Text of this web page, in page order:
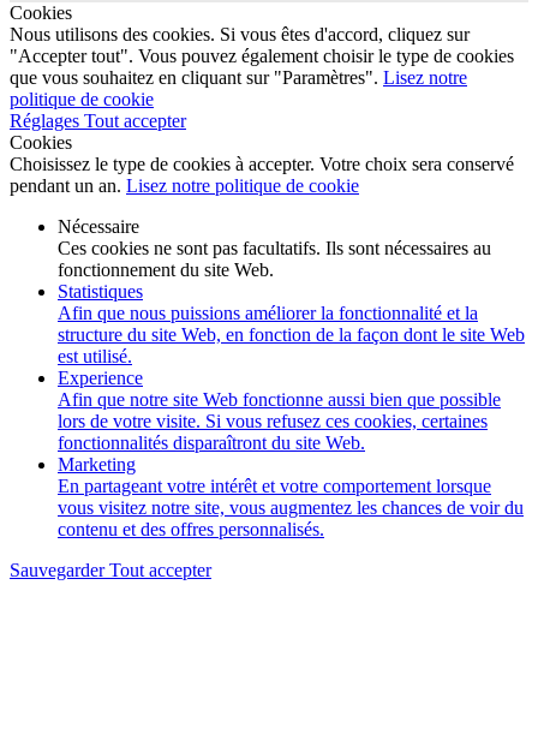
Cookies
Nous utilisons des cookies. Si vous êtes d'accord, cliquez sur
"Accepter tout". Vous pouvez également choisir le type de cookies
que vous souhaitez en cliquant sur "Paramètres". Lisez notre
politique de cookie
Réglages Tout accepter
Cookies
Choisissez le type de cookies à accepter. Votre choix sera conservé
pendant un an. Lisez notre politique de cookie
Nécessaire
Ces cookies ne sont pas facultatifs. Ils sont nécessaires au
fonctionnement du site Web.
Statistiques
Afin que nous puissions améliorer la fonctionnalité et la
structure du site Web, en fonction de la façon dont le site Web
est utilisé.
Experience
Afin que notre site Web fonctionne aussi bien que possible
lors de votre visite. Si vous refusez ces cookies, certaines
fonctionnalités disparaîtront du site Web.
Marketing
En partageant votre intérêt et votre comportement lorsque
vous visitez notre site, vous augmentez les chances de voir du
contenu et des offres personnalisés.
SauvegarderTout accepter